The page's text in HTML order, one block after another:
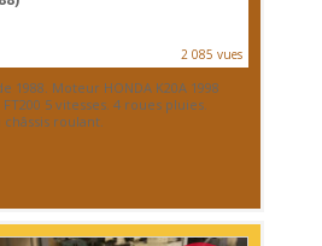
2 085 vues
1988. Moteur HONDA K20A 1998
5 vitesses. 4 roues pluies.
roulant.